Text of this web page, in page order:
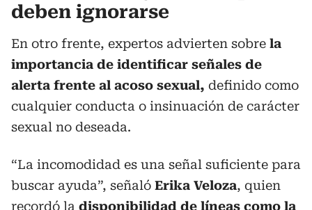
deben ignorarse
En otro frente, expertos advierten sobre la
importancia de identificar señales de
alerta frente al acoso sexual, definido como
cualquier conducta o insinuación de carácter
sexual no deseada.
“La incomodidad es una señal suficiente para
buscar ayuda”, señaló Erika Veloza, quien
recordó la disponibilidad de líneas como la